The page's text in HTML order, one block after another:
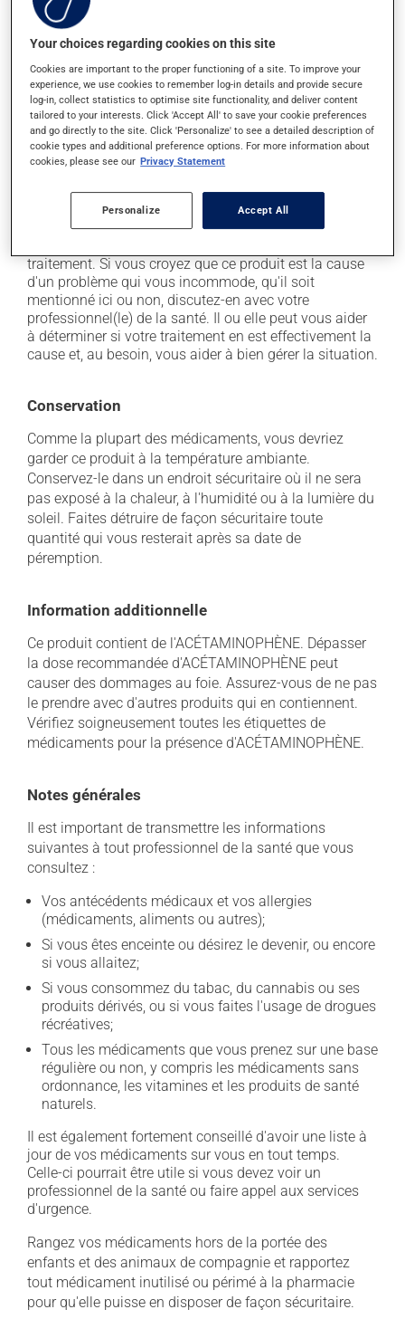
Effets indésirables
En plus de ses effets recherchés, ce produit peut à
l'occasion entraîner certains effets indésirables (effets
secondaires), notamment :
il peut causer des brûlures d'estomac;
il peut causer des nausées et des vomissements;
il peut causer de la somnolence - soyez prudent
avant de prendre le volant.
traitement. Si vous croyez que ce produit est la cause
d'un problème qui vous incommode, qu'il soit
mentionné ici ou non, discutez-en avec votre
professionnel(le) de la santé. Il ou elle peut vous aider
à déterminer si votre traitement en est effectivement la
cause et, au besoin, vous aider à bien gérer la situation.
Conservation
Comme la plupart des médicaments, vous devriez
garder ce produit à la température ambiante.
Conservez-le dans un endroit sécuritaire où il ne sera
pas exposé à la chaleur, à l'humidité ou à la lumière du
soleil. Faites détruire de façon sécuritaire toute
quantité qui vous resterait après sa date de
péremption.
Information additionnelle
Ce produit contient de l'ACÉTAMINOPHÈNE. Dépasser
la dose recommandée d'ACÉTAMINOPHÈNE peut
causer des dommages au foie. Assurez-vous de ne pas
le prendre avec d'autres produits qui en contiennent.
Vérifiez soigneusement toutes les étiquettes de
médicaments pour la présence d'ACÉTAMINOPHÈNE.
Notes générales
Il est important de transmettre les informations
suivantes à tout professionnel de la santé que vous
consultez :
Vos antécédents médicaux et vos allergies
(médicaments, aliments ou autres);
Si vous êtes enceinte ou désirez le devenir, ou encore
si vous allaitez;
Si vous consommez du tabac, du cannabis ou ses
produits dérivés, ou si vous faites l'usage de drogues
récréatives;
Tous les médicaments que vous prenez sur une base
régulière ou non, y compris les médicaments sans
ordonnance, les vitamines et les produits de santé
naturels.
Il est également fortement conseillé d'avoir une liste à
jour de vos médicaments sur vous en tout temps.
Celle-ci pourrait être utile si vous devez voir un
professionnel de la santé ou faire appel aux services
d'urgence.
Rangez vos médicaments hors de la portée des
enfants et des animaux de compagnie et rapportez
tout médicament inutilisé ou périmé à la pharmacie
pour qu'elle puisse en disposer de façon sécuritaire.
Your choices regarding cookies on this site
Cookies are important to the proper functioning of a site. To improve your
experience, we use cookies to remember log-in details and provide secure
log-in, collect statistics to optimise site functionality, and deliver content
tailored to your interests. Click 'Accept All' to save your cookie preferences
and go directly to the site. Click 'Personalize' to see a detailed description of
cookie types and additional preference options. For more information about
cookies, please see our Privacy Statement
Personalize Accept All